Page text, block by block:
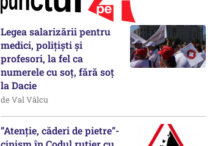
Legea salarizării pentru
medici, polițiști și
profesori, la fel ca
numerele cu soț, fără soț
la Dacie
de Val Vâlcu
”Atenție, căderi de pietre”-